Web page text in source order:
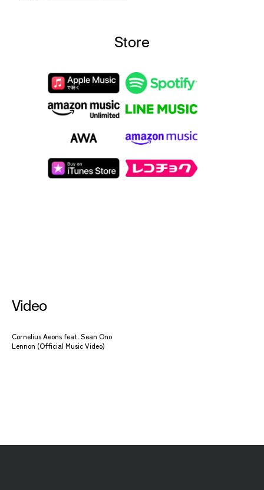
Store
Video
Cornelius Aeons feat. Sean Ono
Lennon (Official Music Video)